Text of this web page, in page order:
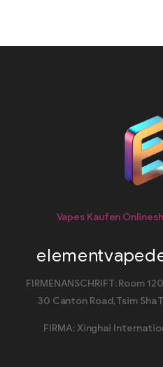
Vapes Kaufen
FIRMENANSCHRIFT: Room
30 Canton Road, Tsim Sha
FIRMA: Xinghai